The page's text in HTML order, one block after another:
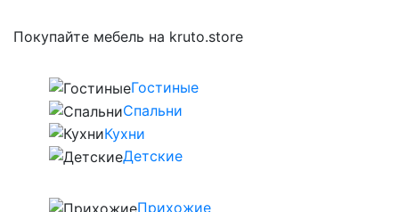
Покупайте мебель на kruto.store
Гостиные
Спальни
Кухни
Детские
Прихожие